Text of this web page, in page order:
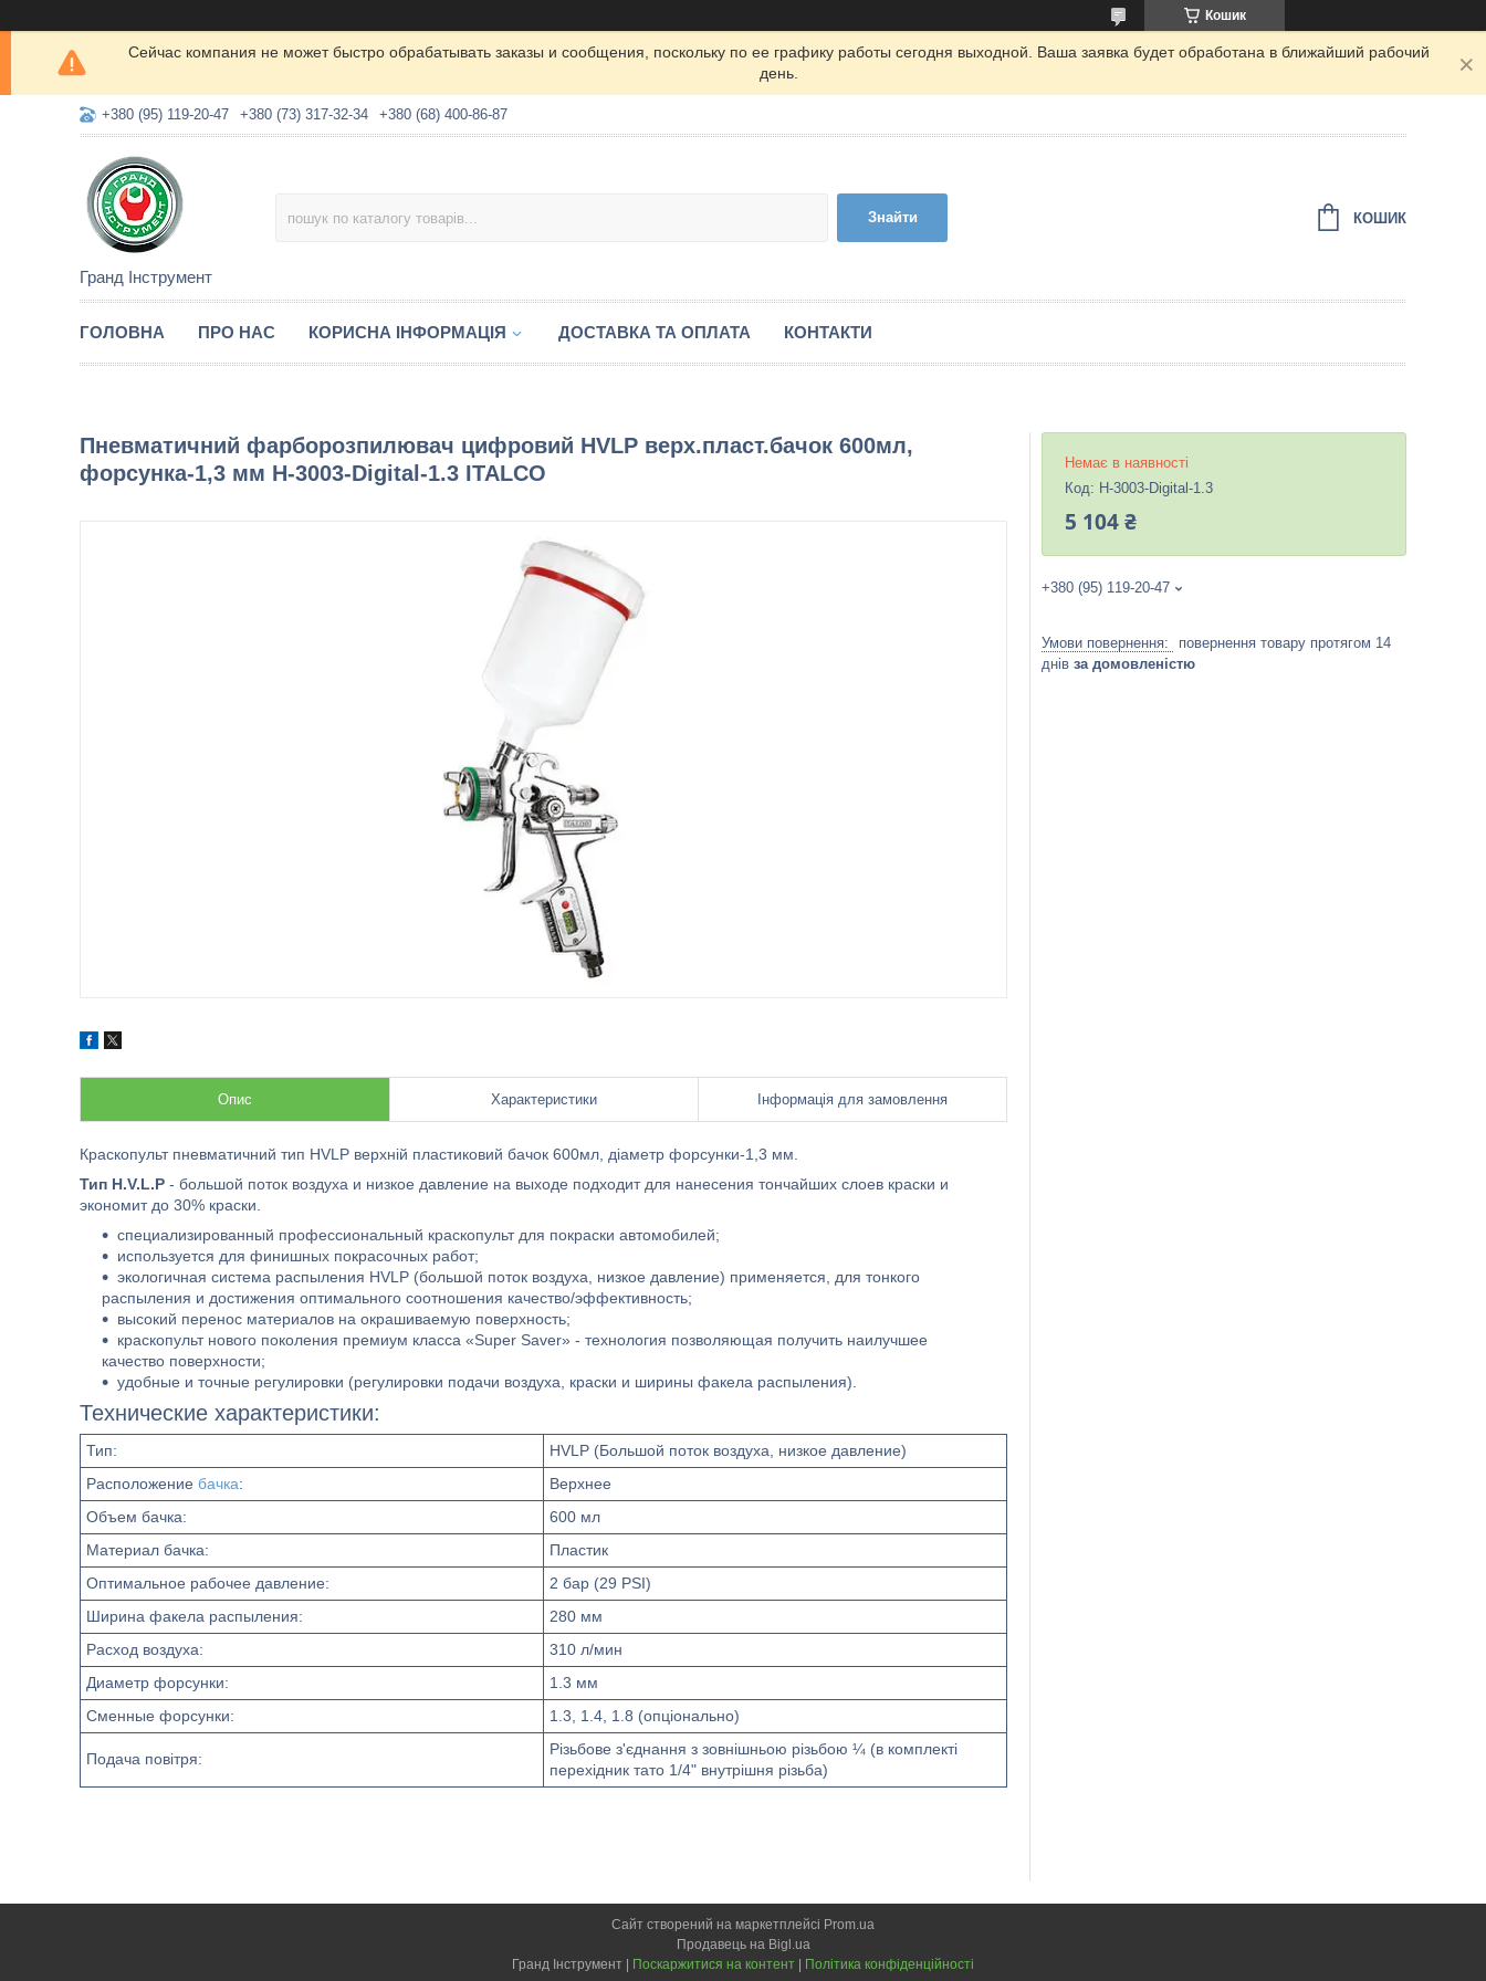
Кошик
Сейчас компания не может быстро обрабатывать заказы и сообщения, поскольку по ее графику работы сегодня выходной. Ваша заявка будет обработана в ближайший рабочий
день.
+380 (95) 119-20-47 +380 (73) 317-32-34 +380 (68) 400-86-87
Гранд Інструмент
Знайти КОШИК
ГОЛОВНА ПРО НАС КОРИСНА ІНФОРМАЦІЯ ДОСТАВКА ТА ОПЛАТА КОНТАКТИ
Пневматичний фарборозпилювач цифровий HVLP верх.пласт.бачок 600мл,
форсунка-1,3 мм H-3003-Digital-1.3 ITALCO
Опис Характеристики Інформація для замовлення
Краскопульт пневматичний тип HVLP верхній пластиковий бачок 600мл, діаметр форсунки-1,3 мм.
Тип H.V.L.P - большой поток воздуха и низкое давление на выходе подходит для нанесения тончайших слоев краски и
экономит до 30% краски.
специализированный профессиональный краскопульт для покраски автомобилей;
используется для финишных покрасочных работ;
экологичная система распыления HVLP (большой поток воздуха, низкое давление) применяется, для тонкого
распыления и достижения оптимального соотношения качество/эффективность;
высокий перенос материалов на окрашиваемую поверхность;
краскопульт нового поколения премиум класса «Super Saver» - технология позволяющая получить наилучшее
качество поверхности;
удобные и точные регулировки (регулировки подачи воздуха, краски и ширины факела распыления).
Технические характеристики:
Тип:
HVLP (Большой поток воздуха, низкое давление)
Расположение бачка:
Верхнее
Объем бачка:
600 мл
Материал бачка:
Пластик
Оптимальное рабочее давление:
2 бар (29 PSI)
Ширина факела распыления:
280 мм
Расход воздуха:
310 л/мин
Диаметр форсунки:
1.3 мм
Сменные форсунки:
1.3, 1.4, 1.8 (опціонально)
Подача повітря:
Різьбове з'єднання з зовнішньою різьбою ¼ (в комплекті
перехідник тато 1/4" внутрішня різьба)
Немає в наявності
Код: H-3003-Digital-1.3
5 104 ₴
+380 (95) 119-20-47
повернення товару протягом 14
днів за домовленістю
Сайт створений на маркетплейсі Prom.ua
Продавець на Bigl.ua
Поскаржитися на контент Політика конфіденційності